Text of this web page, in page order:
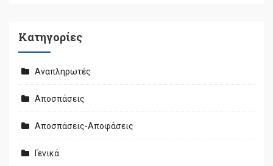
Kατηγορίες
Αναπληρωτές
Αποσπάσεις
Αποσπάσεις-Αποφάσεις
Γενικά